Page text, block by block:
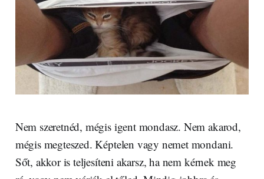
Nem szeretnéd, mégis igent mondasz. Nem akarod,
mégis megteszed. Képtelen vagy nemet mondani.
Sőt, akkor is teljesíteni akarsz, ha nem kérnek meg